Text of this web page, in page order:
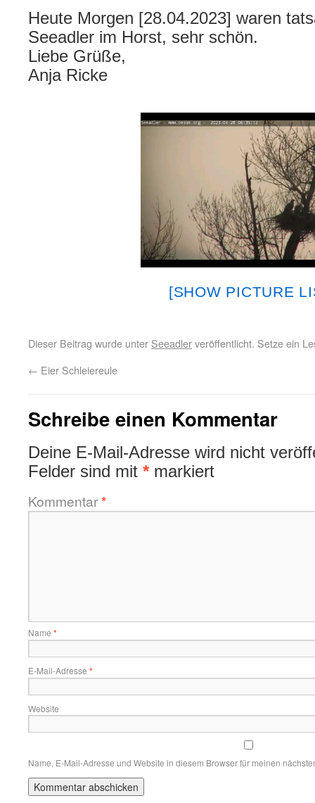
Heute Morgen [28.04.2023] waren
Seeadler im Horst, sehr schön.
Liebe Grüße,
Anja Ricke
[SHOW PICTURE
Dieser Beitrag wurde unter Seeadlerveröffentlicht. Setze ein
← Eier Schleiereule
Schreibe einen Kommentar
Deine E-Mail-Adresse wird nicht
Felder sind mit * markiert
Kommentar*
Name *
E-Mail-Adresse *
Website
Name, E-Mail-Adresse und Website in diesem Browser für meinen